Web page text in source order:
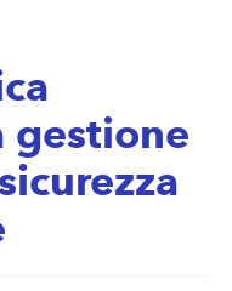
gestione